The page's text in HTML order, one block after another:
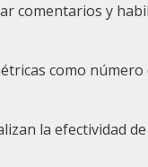
comentarios y
como
la efectividad